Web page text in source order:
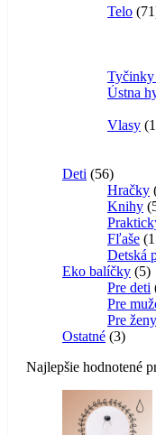
Telo 71
Tyčinky
Ústna
Vlasy
Deti 5656
Hračky
Knihy
Fľaše
Detská
Eko balíčky 55
Pre deti
Pre
Pre ženy
Ostatné 33
Najlepšie hodnotené